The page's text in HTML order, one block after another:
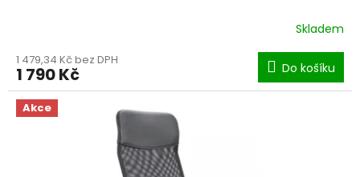
Skladem
1 479,34 Kč bez DPH
1 790 Kč Do košíku
Akce